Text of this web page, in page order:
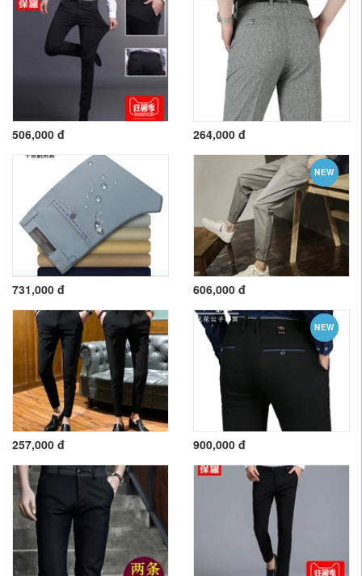
506,000 đ 264,000 đ
731,000 đ
NEW
606,000 đ
257,000 đ
NEW
900,000 đ